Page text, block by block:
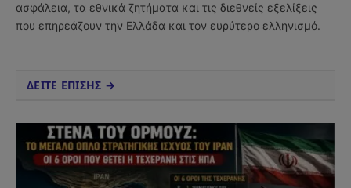
ασφάλεια, τα εθνικά ζητήματα και τις διεθνείς εξελίξεις
που επηρεάζουν την Ελλάδα και τον ευρύτερο ελληνισμό.
ΔΕΙΤΕ ΕΠΙΣΗΣ →